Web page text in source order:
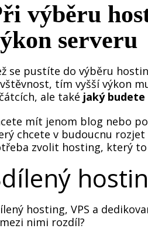
výběru
serveru
se pustíte do výběru
tím vyšší výkon
ale také jaký
mít jenom blog nebo
chcete v budoucnu
zvolit hosting, který to
hosting, VPS a
nimi rozdíl?